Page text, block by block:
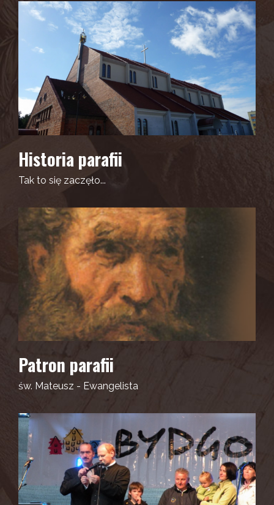
Historia parafii
Tak to się zaczęło...
Patron parafii
św. Mateusz - Ewangelista